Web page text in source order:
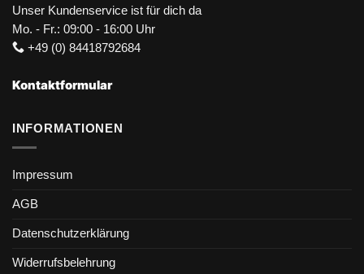
Unser Kundenservice ist für dich da
Mo. - Fr.: 09:00 - 16:00 Uhr
+49 (0) 84418792684
Kontaktformular
INFORMATIONEN
Impressum
AGB
Datenschutzerklärung
Widerrufsbelehrung